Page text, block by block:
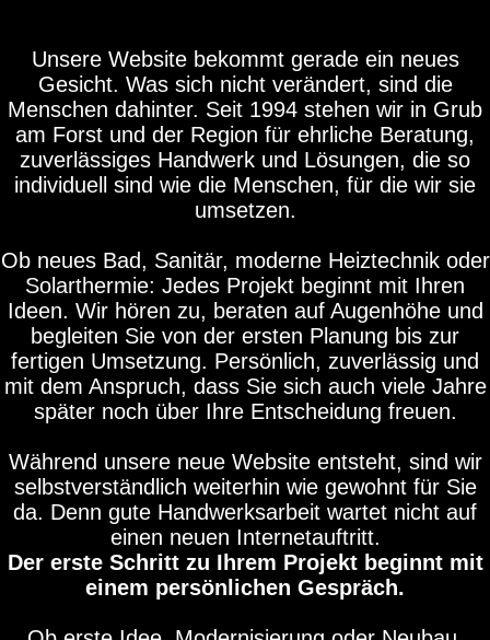
Unsere Website bekommt gerade ein neues
Gesicht. Was sich nicht verändert, sind die
Menschen dahinter. Seit 1994 stehen wir in Grub
am Forst und der Region für ehrliche Beratung,
zuverlässiges Handwerk und Lösungen, die so
individuell sind wie die Menschen, für die wir sie
umsetzen.
Ob neues Bad, Sanitär, moderne Heiztechnik oder
Solarthermie: Jedes Projekt beginnt mit Ihren
Ideen. Wir hören zu, beraten auf Augenhöhe und
begleiten Sie von der ersten Planung bis zur
fertigen Umsetzung. Persönlich, zuverlässig und
mit dem Anspruch, dass Sie sich auch viele Jahre
später noch über Ihre Entscheidung freuen.
Während unsere neue Website entsteht, sind wir
selbstverständlich weiterhin wie gewohnt für Sie
da. Denn gute Handwerksarbeit wartet nicht auf
einen neuen Internetauftritt.
Der erste Schritt zu Ihrem Projekt beginnt mit
einem persönlichen Gespräch.